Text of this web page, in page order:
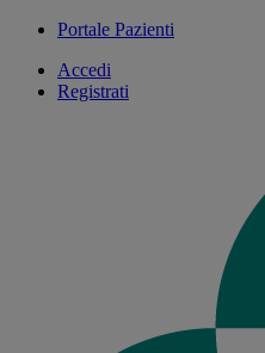
Portale Pazienti
Accedi
Registrati